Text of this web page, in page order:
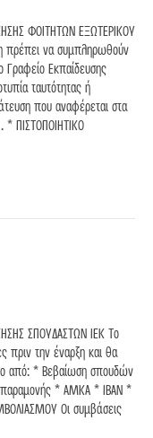
ΦΟΙΤΗΤΩΝ ΕΞΩΤΕΡΙΚΟΥ
πρέπει να συμπληρωθούν
Γραφείο Εκπαίδευσης
ταυτότητας ή
που αναφέρεται στα
* ΠΙΣΤΟΠΟΙΗΤΙΚΟ
ΣΠΟΥΔΑΣΤΩΝ ΙΕΚ Το
πριν την έναρξη και θα
από: * Βεβαίωση σπουδών
παραμονής * ΑΜΚΑ * ΙΒΑΝ *
Οι συμβάσεις